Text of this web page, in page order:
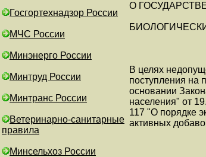
Госгортехнадзор России
МЧС России
Минэнерго России
Минтруд России
Минтранс России
Ветеринарно-санитарные
правила
Минсельхоз России
О
В целях
поступления на
основании
населения" от
117 "О порядке
активных